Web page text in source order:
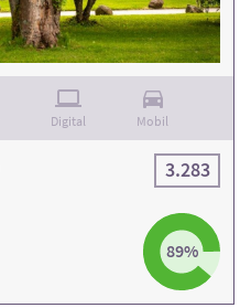
Digital Mobil
89%
3.283